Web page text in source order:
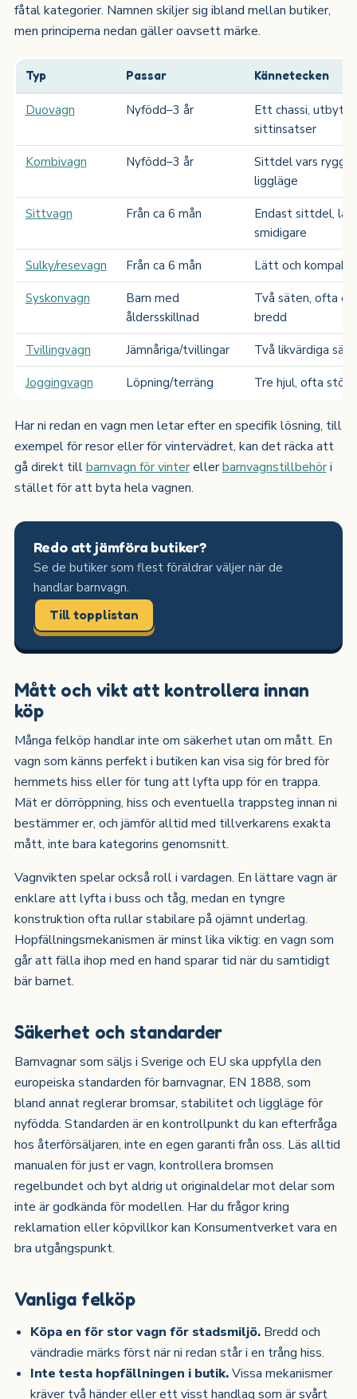
fåtal kategorier. Namnen skiljer sig ibland mellan butiker,
men principerna nedan gäller oavsett märke.
Typ Passar Kännetecken
Duovagn Nyfödd–3 år
Ett chassi,
sittinsatser
Kombivagn Nyfödd–3 år
Sittdel vars rygg
liggläge
Sittvagn Från ca 6 mån
Endast sittdel,
smidigare
Sulky/resevagn Från ca 6 mån Lätt och
Syskonvagn
Barn med
åldersskillnad
Två säten, ofta
bredd
Tvillingvagn Jämnåriga/tvillingar Två likvärdiga
Joggingvagn Löpning/terräng Tre hjul, ofta
Har ni redan en vagn men letar efter en specifik lösning, till
exempel för resor eller för vintervädret, kan det räcka att
gå direkt tillbarnvagn för vinterellerbarnvagnstillbehöri
stället för att byta hela vagnen.
Redo att jämföra butiker?
Se de butiker som flest föräldrar väljer när de
handlar barnvagn.
Till topplistan
Mått och vikt att kontrollera innan
köp
Många felköp handlar inte om säkerhet utan om mått. En
vagn som känns perfekt i butiken kan visa sig för bred för
hemmets hiss eller för tung att lyfta upp för en trappa.
Mät er dörröppning, hiss och eventuella trappsteg innan ni
bestämmer er, och jämför alltid med tillverkarens exakta
mått, inte bara kategorins genomsnitt.
Vagnvikten spelar också roll i vardagen. En lättare vagn är
enklare att lyfta i buss och tåg, medan en tyngre
konstruktion ofta rullar stabilare på ojämnt underlag.
Hopfällningsmekanismen är minst lika viktig: en vagn som
går att fälla ihop med en hand sparar tid när du samtidigt
bär barnet.
Säkerhet och standarder
Barnvagnar som säljs i Sverige och EU ska uppfylla den
europeiska standarden för barnvagnar, EN 1888, som
bland annat reglerar bromsar, stabilitet och liggläge för
nyfödda. Standarden är en kontrollpunkt du kan efterfråga
hos återförsäljaren, inte en egen garanti från oss. Läs alltid
manualen för just er vagn, kontrollera bromsen
regelbundet och byt aldrig ut originaldelar mot delar som
inte är godkända för modellen. Har du frågor kring
reklamation eller köpvillkor kan Konsumentverket vara en
bra utgångspunkt.
Vanliga felköp
Köpa en för stor vagn för stadsmiljö. Bredd och
vändradie märks först när ni redan står i en trång hiss.
Inte testa hopfällningen i butik.Vissa mekanismer
kräver två händer eller ett visst handlag som är svårt